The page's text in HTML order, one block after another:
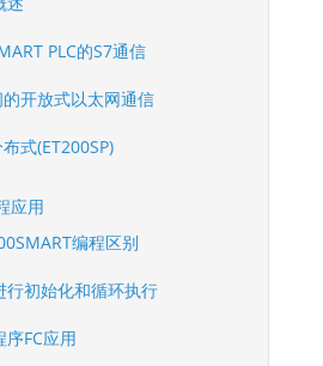
PLC的S7通信
开放式以太网通信
式(ET200SP)
应用
编程区别
行初始化和循环执行
FC应用